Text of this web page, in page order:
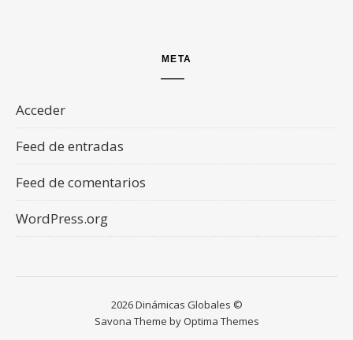
META
Acceder
Feed de entradas
Feed de comentarios
WordPress.org
2026 Dinámicas Globales ©
Savona Theme by Optima Themes